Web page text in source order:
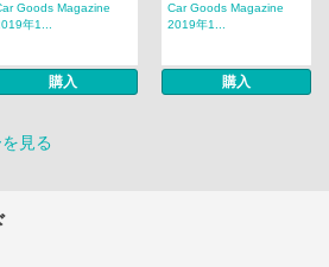
Goods Magazine
年1...
購入
Car Goods Magazine
2019年1...
購入
見る